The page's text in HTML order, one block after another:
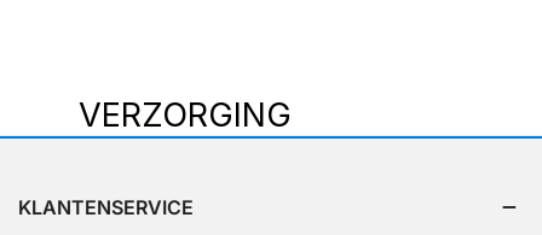
V
E
R
VERZORGING
KLANTENSERVICE